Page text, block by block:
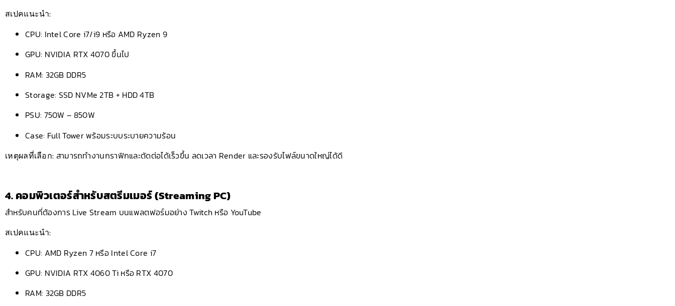
สเปคแนะนำ:
CPU: Intel Core i7/i9 หรือ AMD Ryzen 9
GPU: NVIDIA RTX 4070 ขึ้นไป
RAM: 32GB DDR5
Storage: SSD NVMe 2TB + HDD 4TB
PSU: 750W – 850W
Case: Full Tower พร้อมระบบระบายความร้อน
เหตุผลที่เลือก: สามารถทำงานกราฟิกและตัดต่อได้เร็วขึ้น ลดเวลา Render และรองรับไฟล์ขนาดใหญ่ได้ดี
4. คอมพิวเตอร์สำหรับสตรีมเมอร์ (Streaming PC)
สำหรับคนที่ต้องการ Live Stream บนแพลตฟอร์มอย่าง Twitch หรือ YouTube
สเปคแนะนำ:
CPU: AMD Ryzen 7 หรือ Intel Core i7
GPU: NVIDIA RTX 4060 Ti หรือ RTX 4070
RAM: 32GB DDR5